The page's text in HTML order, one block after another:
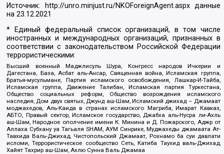
Источник: http://unro.minjust.ru/NKOForeignAgent.aspxданные
на23.12.2021
* Единый федеральный список организаций, в том числе
иностранных и международных организаций, признанных в
соответствии с законодательством Российской Федерации
террористическими:
Высший военный Маджлисуль Шура, Конгресс народов Ичкерии и
Дагестана, База, Асбат аль-Ансар, Священная война, Исламская группа,
Братья-мусульмане, Партия исламского освобождения, Лашкар-И-Тайба,
Исламская группа, Движение Талибан, Исламская партия Туркестана,
Общество социальных реформ, Общество возрождения исламского
наследия, Дом двух святых, Джунд аш-Шам, Исламский джихад – Джамаат
моджахедов, Аль-Каида в странах исламского Магриба, Имарат Кавказ,
АБТО, Правый сектор, Исламское государство, Джабха аль-Нусра ли-Ахль
аш-Шам, Народное ополчение имени К. Минина и Д. Пожарского, Аджр от
Аллаха Субхану уа Тагьаля SHAM, АУМ Синрике, Муджахеды джамаата Ат-
Тавхида Валь-Джихад, Чистопольский Джамаат, Рохнамо ба суи давлати
исломи, Террористическое сообщество Сеть, Катиба Таухид валь-Джихад,
Хайят Тахрир аш-Шам, Ахлю Сунна Валь Джамаа